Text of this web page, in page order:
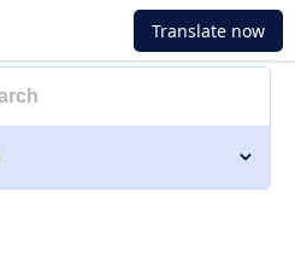
Translate now